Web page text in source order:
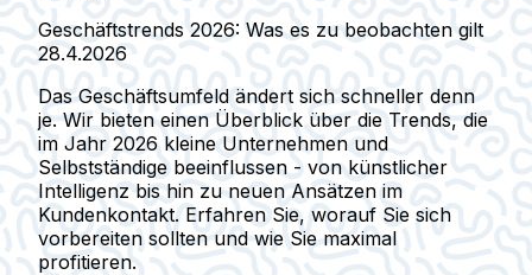
Geschäftstrends 2026: Was es zu beobachten gilt
28.4.2026
Das Geschäftsumfeld ändert sich schneller denn
je. Wir bieten einen Überblick über die Trends, die
im Jahr 2026 kleine Unternehmen und
Selbstständige beeinflussen - von künstlicher
Intelligenz bis hin zu neuen Ansätzen im
Kundenkontakt. Erfahren Sie, worauf Sie sich
vorbereiten sollten und wie Sie maximal
profitieren.